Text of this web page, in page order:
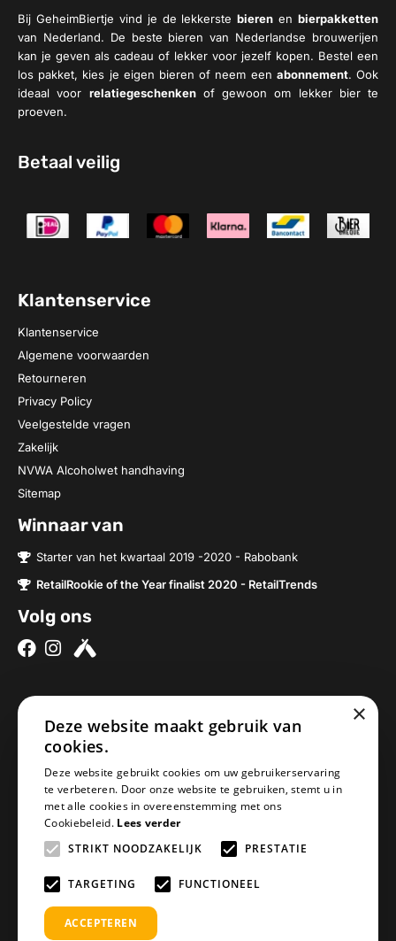
Bij GeheimBiertje vind je de lekkerstebieren en bierpakketten
van Nederland. De beste bieren van Nederlandse brouwerijen
kan je geven als cadeau of lekker voor jezelf kopen. Bestel een
los pakket, kies je eigen bieren of neem een abonnement. Ook
ideaal voor relatiegeschenkenof gewoon om lekker bier te
proeven.
Betaal veilig
Klantenservice
Klantenservice
Algemene voorwaarden
Retourneren
Privacy Policy
Veelgestelde vragen
Zakelijk
NVWA Alcoholwet handhaving
Sitemap
Winnaar van
Starter van het kwartaal 2019 -2020 - Rabobank
RetailRookie of the Year finalist 2020 - RetailTrends
Volg ons
Over ons
Brouwerijen
Onze bieren
Onze bierpakketten
Biercheque inleveren
Adventskalender
Blogs
5076SV Haaren
Nederland
info@geheimbiertje.nl
KVK: 76419304
×
Deze website maakt gebruik van
cookies.
Deze website gebruikt cookies om uw gebruikerservaring
te verbeteren. Door onze website te gebruiken, stemt u in
met alle cookies in overeenstemming met ons
Cookiebeleid. Lees verder
STRIKT NOODZAKELIJK
PRESTATIE
TARGETING FUNCTIONEEL
ACCEPTEREN